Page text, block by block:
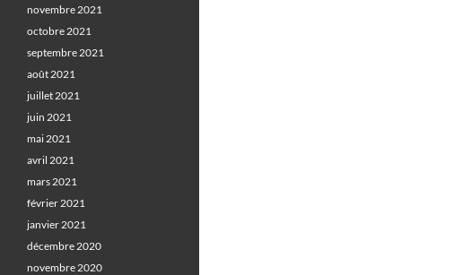
novembre 2021
octobre 2021
septembre 2021
août 2021
juillet 2021
juin 2021
mai 2021
avril 2021
mars 2021
février 2021
janvier 2021
décembre 2020
novembre 2020